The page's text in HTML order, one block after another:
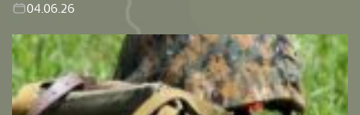
04.06.26